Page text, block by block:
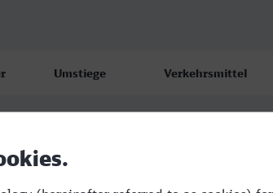
Umstiege Verkehrsmittel